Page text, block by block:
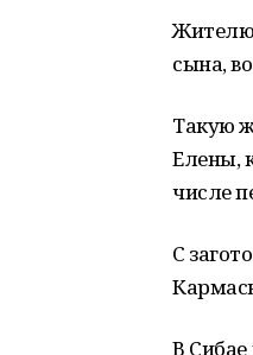
Жителю
сына,
Такую
Елены,
числе
С
В